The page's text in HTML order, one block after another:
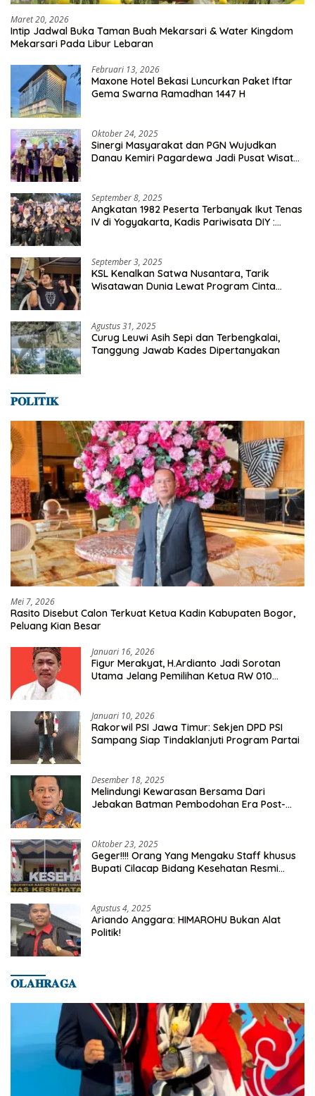
Maret 20, 2026
Intip Jadwal Buka Taman Buah Mekarsari & Water Kingdom
Mekarsari Pada Libur Lebaran
Februari 13, 2026
Maxone Hotel Bekasi Luncurkan Paket Iftar
Gema Swarna Ramadhan 1447 H
Oktober 24, 2025
Sinergi Masyarakat dan PGN Wujudkan
Danau Kemiri Pagardewa Jadi Pusat Wisata
September 8, 2025
Angkatan 1982 Peserta Terbanyak Ikut Tenas
IV di Yogyakarta, Kadis Pariwisata DIY :
September 3, 2025
KSL Kenalkan Satwa Nusantara, Tarik
Wisatawan Dunia Lewat Program Cinta
Agustus 31, 2025
Curug Leuwi Asih Sepi dan Terbengkalai,
Tanggung Jawab Kades Dipertanyakan
𝐏𝐎𝐋𝐈𝐓𝐈𝐊
Mei 7, 2026
Rasito Disebut Calon Terkuat Ketua Kadin Kabupaten Bogor,
Peluang Kian Besar
Januari 16, 2026
Figur Merakyat, H.Ardianto Jadi Sorotan
Utama Jelang Pemilihan Ketua RW 010
Januari 10, 2026
Rakorwil PSI Jawa Timur: Sekjen DPD PSI
Sampang Siap Tindaklanjuti Program Partai
Desember 18, 2025
Melindungi Kewarasan Bersama Dari
Jebakan Batman Pembodohan Era Post-
Oktober 23, 2025
Geger!!!! Orang Yang Mengaku Staff khusus
Bupati Cilacap Bidang Kesehatan Resmi
Agustus 4, 2025
Ariando Anggara: HIMAROHU Bukan Alat
Politik!
𝐎𝐋𝐀𝐇𝐑𝐀𝐆𝐀